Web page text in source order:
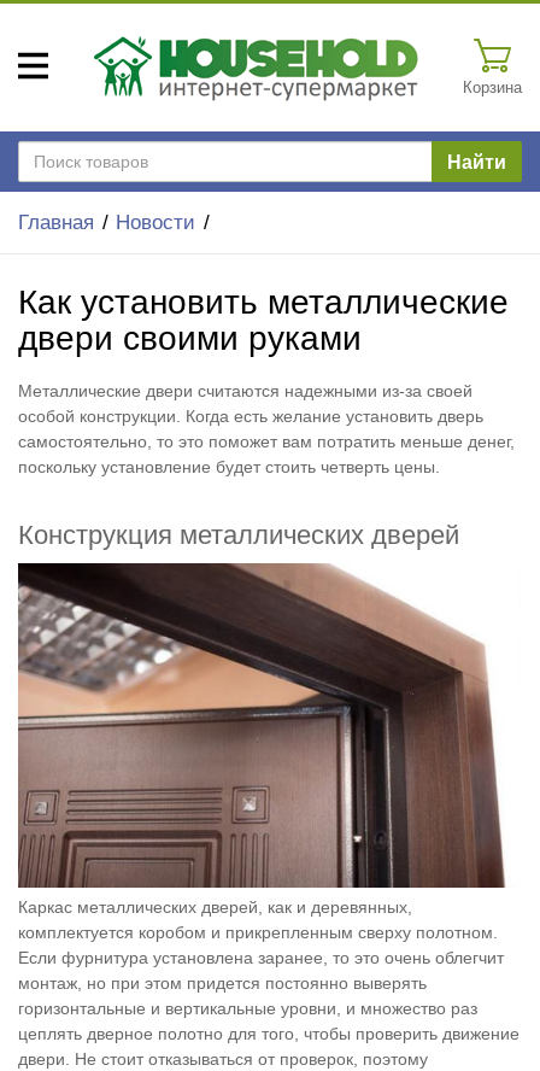
Корзина
Найти
Главная Новости
Как установить металлические
двери своими руками
Металлические двери считаются надежными из-за своей
особой конструкции. Когда есть желание установить дверь
самостоятельно, то это поможет вам потратить меньше денег,
поскольку установление будет стоить четверть цены.
Конструкция металлических дверей
Каркас металлических дверей, как и деревянных,
комплектуется коробом и прикрепленным сверху полотном.
Если фурнитура установлена заранее, то это очень облегчит
монтаж, но при этом придется постоянно выверять
горизонтальные и вертикальные уровни, и множество раз
цеплять дверное полотно для того, чтобы проверить движение
двери. Не стоит отказываться от проверок, поэтому